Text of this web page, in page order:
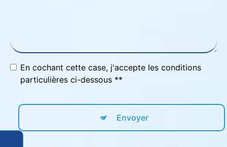
En cochant cette case, j'accepte les conditions
particulières ci-dessous **
Envoyer